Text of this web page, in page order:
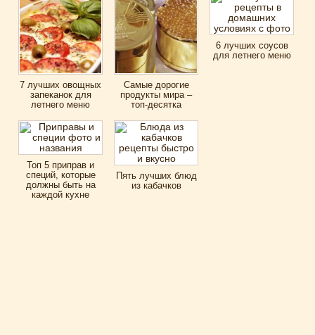
7 лучших овощных
запеканок для
летнего меню
Самые дорогие
продукты мира –
топ-десятка
6 лучших соусов
для летнего меню
Топ 5 приправ и
специй, которые
должны быть на
каждой кухне
Пять лучших блюд
из кабачков